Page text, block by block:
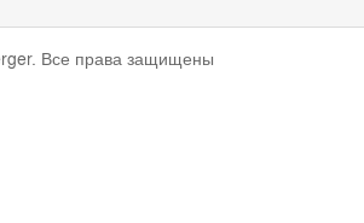
Все права защищены